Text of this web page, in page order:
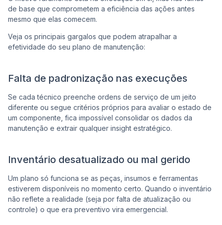
de base que comprometem a eficiência das ações antes
mesmo que elas comecem.
Veja os principais gargalos que podem atrapalhar a
efetividade do seu plano de manutenção:
Falta de padronização nas execuções
Se cada técnico preenche ordens de serviço de um jeito
diferente ou segue critérios próprios para avaliar o estado de
um componente, fica impossível consolidar os dados da
manutenção e extrair qualquer insight estratégico.
Inventário desatualizado ou mal gerido
Um plano só funciona se as peças, insumos e ferramentas
estiverem disponíveis no momento certo. Quando o inventário
não reflete a realidade (seja por falta de atualização ou
controle) o que era preventivo vira emergencial.